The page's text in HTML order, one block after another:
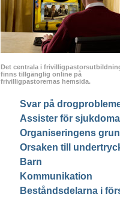
Det centrala i
finns tillgänglig online på
frivilligpastorernas hemsida.
Svar på
Assister för
Organiseringens
Orsaken till
Barn
Kommunikation
Beståndsdelarna i